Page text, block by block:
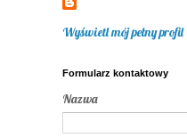
Wyświetl mój pełny profil
Formularz kontaktowy
Nazwa